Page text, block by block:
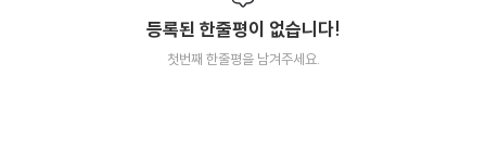
등록된 한줄평이 없습니다!
첫번째 한줄평을 남겨주세요.